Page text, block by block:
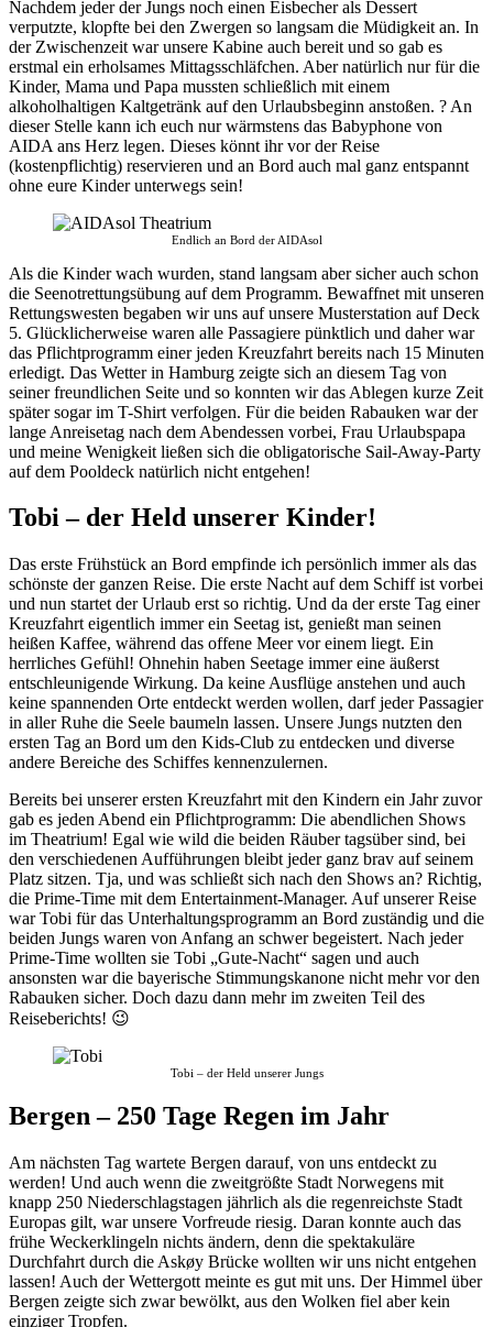
Nachdem jeder der Jungs noch einen Eisbecher als Dessert
verputzte, klopfte bei den Zwergen so langsam die Müdigkeit an. In
der Zwischenzeit war unsere Kabine auch bereit und so gab es
erstmal ein erholsames Mittagsschläfchen. Aber natürlich nur für die
Kinder, Mama und Papa mussten schließlich mit einem
alkoholhaltigen Kaltgetränk auf den Urlaubsbeginn anstoßen. ? An
dieser Stelle kann ich euch nur wärmstens das Babyphone von
AIDA ans Herz legen. Dieses könnt ihr vor der Reise
(kostenpflichtig) reservieren und an Bord auch mal ganz entspannt
ohne eure Kinder unterwegs sein!
Endlich an Bord der AIDAsol
Als die Kinder wach wurden, stand langsam aber sicher auch schon
die Seenotrettungsübung auf dem Programm. Bewaffnet mit unseren
Rettungswesten begaben wir uns auf unsere Musterstation auf Deck
5. Glücklicherweise waren alle Passagiere pünktlich und daher war
das Pflichtprogramm einer jeden Kreuzfahrt bereits nach 15 Minuten
erledigt. Das Wetter in Hamburg zeigte sich an diesem Tag von
seiner freundlichen Seite und so konnten wir das Ablegen kurze Zeit
später sogar im T-Shirt verfolgen. Für die beiden Rabauken war der
lange Anreisetag nach dem Abendessen vorbei, Frau Urlaubspapa
und meine Wenigkeit ließen sich die obligatorische Sail-Away-Party
auf dem Pooldeck natürlich nicht entgehen!
Tobi – der Held unserer Kinder!
Das erste Frühstück an Bord empfinde ich persönlich immer als das
schönste der ganzen Reise. Die erste Nacht auf dem Schiff ist vorbei
und nun startet der Urlaub erst so richtig. Und da der erste Tag einer
Kreuzfahrt eigentlich immer ein Seetag ist, genießt man seinen
heißen Kaffee, während das offene Meer vor einem liegt. Ein
herrliches Gefühl! Ohnehin haben Seetage immer eine äußerst
entschleunigende Wirkung. Da keine Ausflüge anstehen und auch
keine spannenden Orte entdeckt werden wollen, darf jeder Passagier
in aller Ruhe die Seele baumeln lassen. Unsere Jungs nutzten den
ersten Tag an Bord um den Kids-Club zu entdecken und diverse
andere Bereiche des Schiffes kennenzulernen.
Bereits bei unserer ersten Kreuzfahrt mit den Kindern ein Jahr zuvor
gab es jeden Abend ein Pflichtprogramm: Die abendlichen Shows
im Theatrium! Egal wie wild die beiden Räuber tagsüber sind, bei
den verschiedenen Aufführungen bleibt jeder ganz brav auf seinem
Platz sitzen. Tja, und was schließt sich nach den Shows an? Richtig,
die Prime-Time mit dem Entertainment-Manager. Auf unserer Reise
war Tobi für das Unterhaltungsprogramm an Bord zuständig und die
beiden Jungs waren von Anfang an schwer begeistert. Nach jeder
Prime-Time wollten sie Tobi „Gute-Nacht“ sagen und auch
ansonsten war die bayerische Stimmungskanone nicht mehr vor den
Rabauken sicher. Doch dazu dann mehr im zweiten Teil des
Reiseberichts! 😉
Tobi – der Held unserer Jungs
Bergen – 250 Tage Regen im Jahr
Am nächsten Tag wartete Bergen darauf, von uns entdeckt zu
werden! Und auch wenn die zweitgrößte Stadt Norwegens mit
knapp 250 Niederschlagstagen jährlich als die regenreichste Stadt
Europas gilt, war unsere Vorfreude riesig. Daran konnte auch das
frühe Weckerklingeln nichts ändern, denn die spektakuläre
Durchfahrt durch die Askøy Brücke wollten wir uns nicht entgehen
lassen! Auch der Wettergott meinte es gut mit uns. Der Himmel über
Bergen zeigte sich zwar bewölkt, aus den Wolken fiel aber kein
einziger Tropfen.